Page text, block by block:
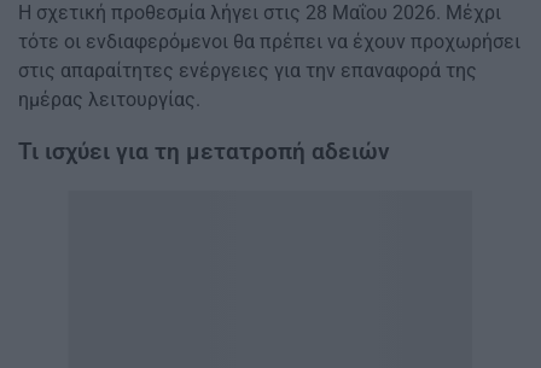
Η σχετική προθεσμία λήγει στις 28 Μαΐου 2026. Μέχρι
τότε οι ενδιαφερόμενοι θα πρέπει να έχουν προχωρήσει
στις απαραίτητες ενέργειες για την επαναφορά της
ημέρας λειτουργίας.
Τι ισχύει για τη μετατροπή αδειών